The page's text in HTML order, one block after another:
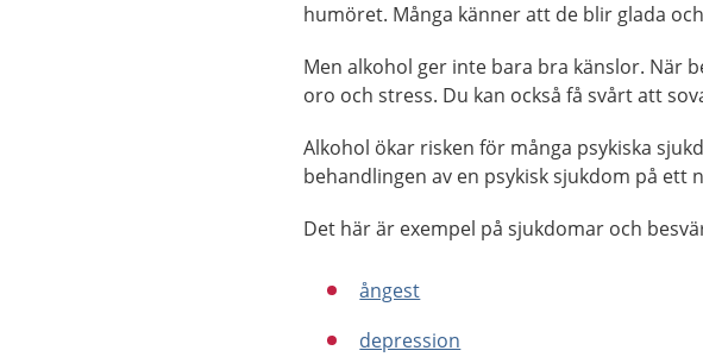
humöret. Många känner att de blir glada
Men alkohol ger inte bara bra känslor. När
oro och stress. Du kan också få svårt att
Alkohol ökar risken för många psykiska
behandlingen av en psykisk sjukdom på ett
Det här är exempel på sjukdomar och
ångest
depression